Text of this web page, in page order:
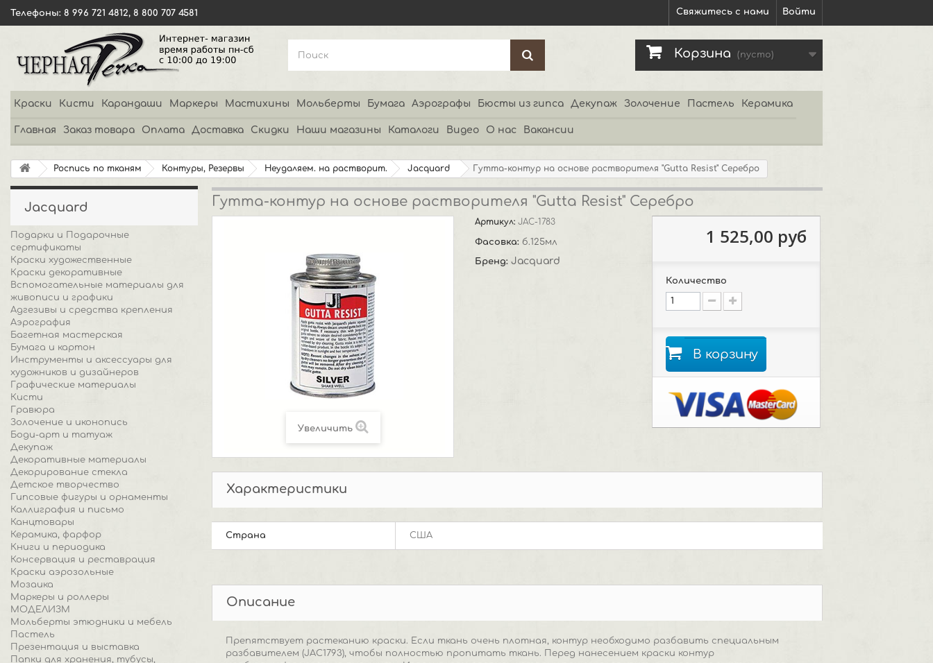
Войти
Свяжитесь с нами
Телефоны: 8 996 721 4812, 8 800 707 4581
Корзина (пусто)
Краски Кисти Карандаши Маркеры Мастихины Мольберты Бумага Аэрографы Бюсты из гипса Декупаж Золочение Пастель Керамика
Главная Заказ товара Оплата Доставка Скидки Наши магазины Каталоги Видео О нас Вакансии
Роспись по тканям Контуры, Резервы Неудаляем. на растворит. Jacquard Гутта-контур на основе растворителя "Gutta Resist" Серебро
Jacquard
Подарки и Подарочные
сертификаты
Краски художественные
Краски декоративные
Вспомогательные материалы для
живописи и графики
Адгезивы и средства крепления
Аэрография
Багетная мастерская
Бумага и картон
Инструменты и аксессуары для
художников и дизайнеров
Графические материалы
Кисти
Гравюра
Золочение и иконопись
Боди-арт и татуаж
Декупаж
Декоративные материалы
Декорирование стекла
Детское творчество
Гипсовые фигуры и орнаменты
Каллиграфия и письмо
Канцтовары
Керамика, фарфор
Книги и периодика
Консервация и реставрация
Краски аэрозольные
Мозаика
Маркеры и роллеры
МОДЕЛИЗМ
Мольберты этюдники и мебель
Пастель
Презентация и выставка
Папки для хранения, тубусы,
Гутта-контур на основе растворителя "Gutta Resist" Серебро
Увеличить
Артикул:JAC-1783
Фасовка: б.125мл
Бренд:Jacquard
1 525,00 руб
Количество
В корзину
Характеристики
Страна США
Описание
Препятствует растеканию краски. Если ткань очень плотная, контур необходимо разбавить специальным
разбавителем (JAC1793), чтобы полностью пропитать ткань. Перед нанесением краски контур